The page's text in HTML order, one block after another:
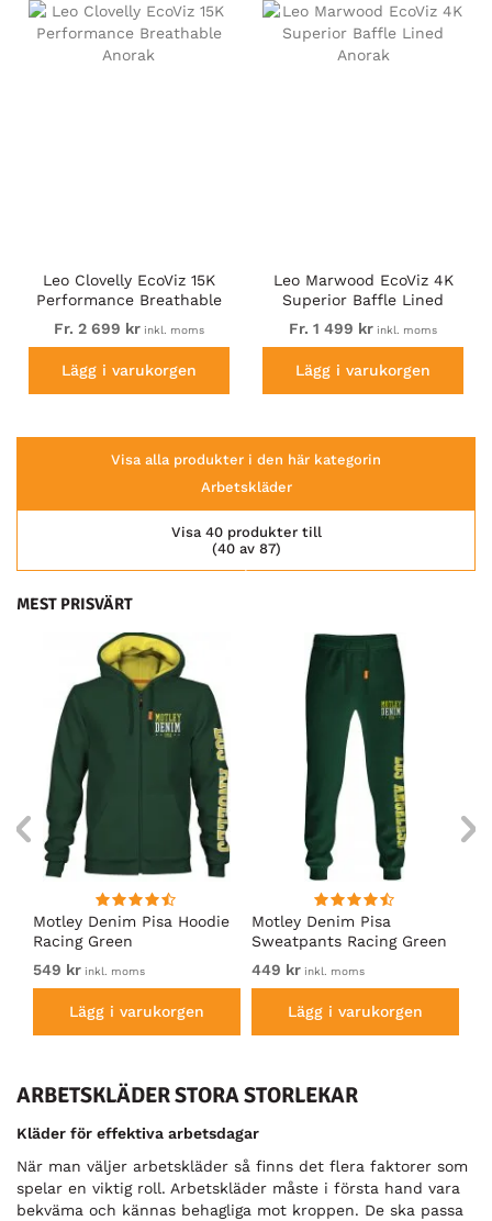
Leo Clovelly EcoViz 15K
Performance Breathable
Anorak
Fr. 2 699 krinkl. moms
Lägg i varukorgen
Leo Marwood EcoViz 4K
Superior Baffle Lined
Anorak
Fr. 1 499 kr inkl. moms
Lägg i varukorgen
Visa alla produkter i den här kategorin
Arbetskläder
(40 av 87)
Visa 40 produkter till
MEST PRISVÄRT
Motley Denim Pisa Hoodie
Racing Green
549 kr inkl. moms
Lägg i varukorgen
Motley Denim Pisa
Sweatpants Racing Green
449 kr inkl. moms
Lägg i varukorgen
ARBETSKLÄDER STORA STORLEKAR
Kläder för effektiva arbetsdagar
När man väljer arbetskläder så finns det flera faktorer som
spelar en viktig roll. Arbetskläder måste i första hand vara
bekväma och kännas behagliga mot kroppen. De ska passa